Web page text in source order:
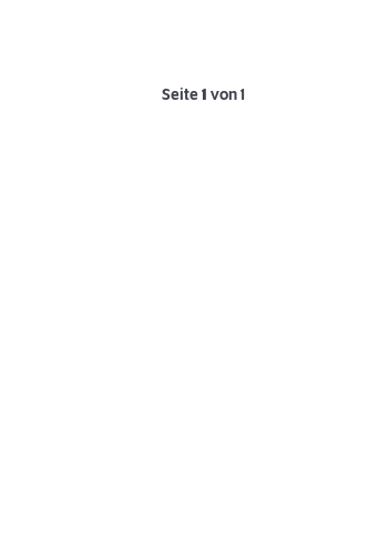
Seite1 von 1